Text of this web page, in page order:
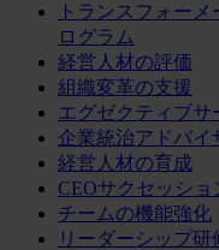
トランスフォー
ログラム
経営人材の評価
組織変革の支援
エグゼクティブサ
企業統治アドバイ
経営人材の育成
CEOサクセッショ
チームの機能強化
リーダーシップ研